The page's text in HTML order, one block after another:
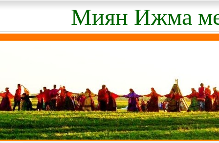
Миян Ижма